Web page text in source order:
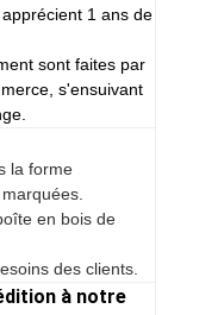
1 ans de
sont faites par
s'ensuivant
la forme
en bois de
des clients.
à notre